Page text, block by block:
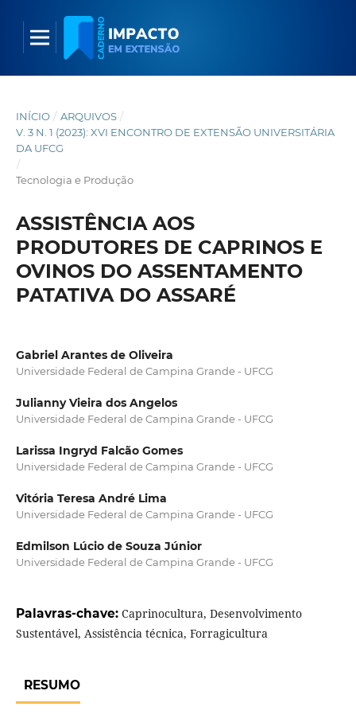
INÍCIO / ARQUIVOS /
V. 3 N. 1 (2023): XVI ENCONTRO DE EXTENSÃO UNIVERSITÁRIA
DA UFCG
/
Tecnologia e Produção
ASSISTÊNCIA AOS
PRODUTORES DE CAPRINOS E
OVINOS DO ASSENTAMENTO
PATATIVA DO ASSARÉ
Gabriel Arantes de Oliveira
Universidade Federal de Campina Grande - UFCG
Julianny Vieira dos Angelos
Universidade Federal de Campina Grande - UFCG
Larissa Ingryd Falcão Gomes
Universidade Federal de Campina Grande - UFCG
Vitória Teresa André Lima
Universidade Federal de Campina Grande - UFCG
Edmilson Lúcio de Souza Júnior
Universidade Federal de Campina Grande - UFCG
Palavras-chave: Caprinocultura, Desenvolvimento
Sustentável, Assistência técnica, Forragicultura
RESUMO